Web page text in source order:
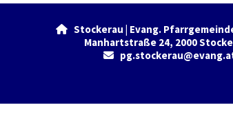
 Stockerau | Evang.
Manhartstraße 24, 2000
